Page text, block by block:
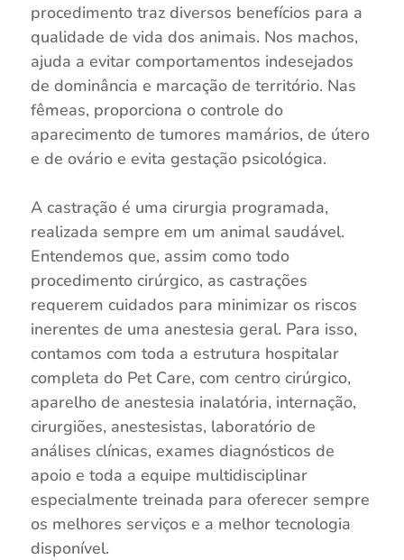
procedimento traz diversos benefícios para a
qualidade de vida dos animais. Nos machos,
ajuda a evitar comportamentos indesejados
de dominância e marcação de território. Nas
fêmeas, proporciona o controle do
aparecimento de tumores mamários, de útero
e de ovário e evita gestação psicológica.
A castração é uma cirurgia programada,
realizada sempre em um animal saudável.
Entendemos que, assim como todo
procedimento cirúrgico, as castrações
requerem cuidados para minimizar os riscos
inerentes de uma anestesia geral. Para isso,
contamos com toda a estrutura hospitalar
completa do Pet Care, com centro cirúrgico,
aparelho de anestesia inalatória, internação,
cirurgiões, anestesistas, laboratório de
análises clínicas, exames diagnósticos de
apoio e toda a equipe multidisciplinar
especialmente treinada para oferecer sempre
os melhores serviços e a melhor tecnologia
disponível.